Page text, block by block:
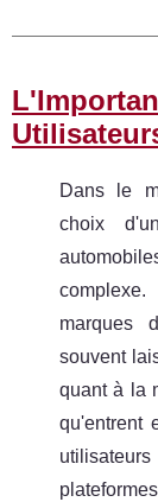
Dans le
choix
marques
souvent
quant à la
qu'entrent